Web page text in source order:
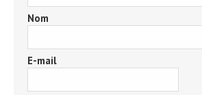
Nom
E-mail